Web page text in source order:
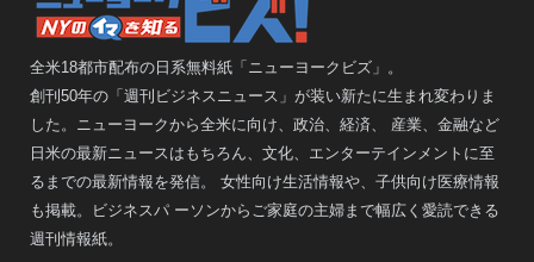
全米18都市配布の日系無料紙「ニューヨークビズ」。
創刊50年の「週刊ビジネスニュース」が装い新たに生まれ変わりま
した。ニューヨークから全米に向け、政治、経済、 産業、金融など
日米の最新ニュースはもちろん、文化、エンターテインメントに至
るまでの最新情報を発信。 女性向け生活情報や、子供向け医療情報
も掲載。ビジネスパ ーソンからご家庭の主婦まで幅広く愛読できる
週刊情報紙。